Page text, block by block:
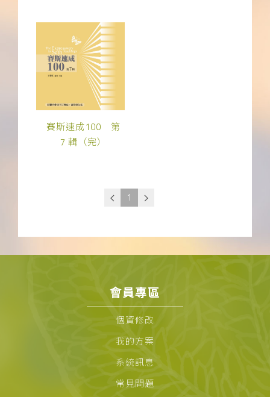
賽斯速成100 第
7 輯（完）
1
會員專區
個資修改
我的方案
系統訊息
常見問題